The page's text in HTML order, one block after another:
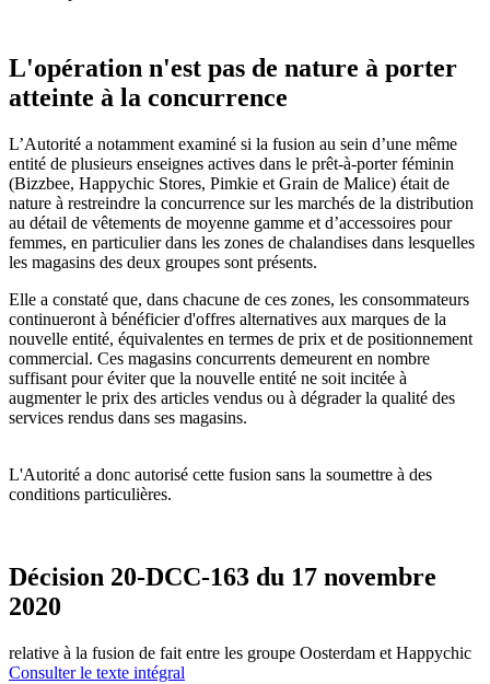
L'opération n'est pas de nature à porter
atteinte à la concurrence
L’Autorité a notamment examiné si la fusion au sein d’une même
entité de plusieurs enseignes actives dans le prêt-à-porter féminin
(Bizzbee, Happychic Stores, Pimkie et Grain de Malice) était de
nature à restreindre la concurrence sur les marchés de la distribution
au détail de vêtements de moyenne gamme et d’accessoires pour
femmes, en particulier dans les zones de chalandises dans lesquelles
les magasins des deux groupes sont présents.
Elle a constaté que, dans chacune de ces zones, les consommateurs
continueront à bénéficier d'offres alternatives aux marques de la
nouvelle entité, équivalentes en termes de prix et de positionnement
commercial. Ces magasins concurrents demeurent en nombre
suffisant pour éviter que la nouvelle entité ne soit incitée à
augmenter le prix des articles vendus ou à dégrader la qualité des
services rendus dans ses magasins.
L'Autorité a donc autorisé cette fusion sans la soumettre à des
conditions particulières.
Décision 20-DCC-163 du 17 novembre
2020
relative à la fusion de fait entre les groupe Oosterdam et Happychic
Consulter le texte intégral